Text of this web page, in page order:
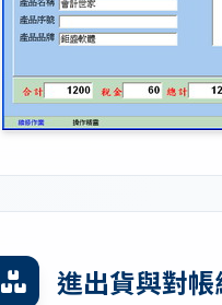
進出貨與對